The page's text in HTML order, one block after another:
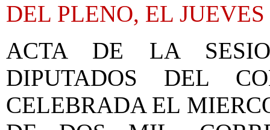
DEL PLENO, EL
ACTA DE LA
DIPUTADOS DEL
CELEBRADA EL